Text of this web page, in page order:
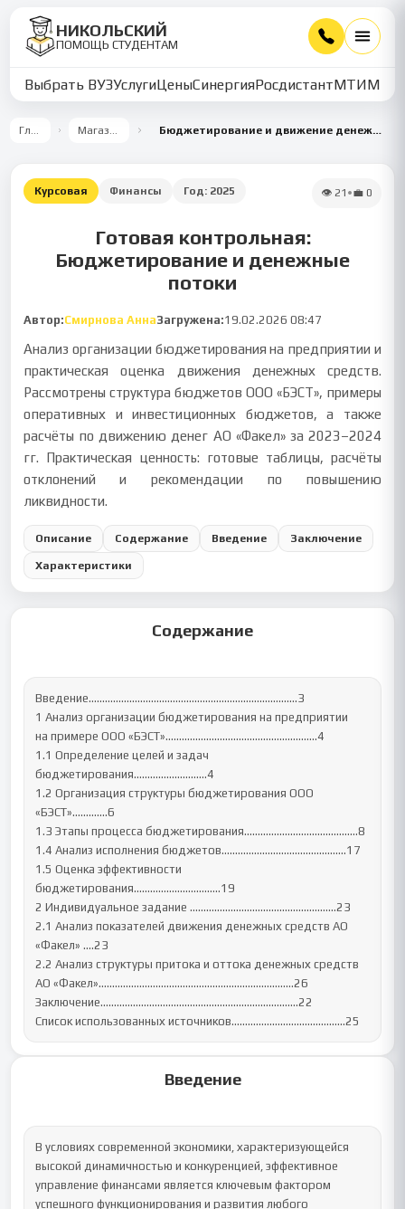
НИКОЛЬСКИЙ
ПОМОЩЬ СТУДЕНТАМ
Выбрать ВУЗУслугиЦеныСинергияРосдистантМТИММУ
Главная Магазин работ Бюджетирование и движение денежных средств на примере ООО «БЭСТ» и АО «Факел»
Курсовая Финансы Год: 2025 👁 21 •💼 0
Готовая контрольная:
Бюджетирование и денежные
потоки
Автор:Смирнова АннаЗагружена:19.02.2026 08:47
Анализ организации бюджетирования на предприятии и
практическая оценка движения денежных средств.
Рассмотрены структура бюджетов ООО «БЭСТ», примеры
оперативных и инвестиционных бюджетов, а также
расчёты по движению денег АО «Факел» за 2023–2024
гг. Практическая ценность: готовые таблицы, расчёты
отклонений и рекомендации по повышению
ликвидности.
Описание Содержание Введение Заключение
Характеристики
Содержание
Введение………………………………………………………….……….3
1 Анализ организации бюджетирования на предприятии
на примере ООО «БЭСТ»………………………………………………..4
1.1 Определение целей и задач
бюджетирования………………………4
1.2 Организация структуры бюджетирования ООО
«БЭСТ»………….6
1.3 Этапы процесса бюджетирования……………………………………8
1.4 Анализ исполнения бюджетов……………………………………….17
1.5 Оценка эффективности
бюджетирования…………………………..19
2 Индивидуальное задание ………………………………………………23
2.1 Анализ показателей движения денежных средств АО
«Факел» ….23
2.2 Анализ структуры притока и оттока денежных средств
АО «Факел»………………………………………………………………26
Заключение……………………………………………………………….22
Список использованных источников…………………………………...25
Введение
В условиях современной экономики, характеризующейся
высокой динамичностью и конкуренцией, эффективное
управление финансами является ключевым фактором
успешного функционирования и развития любого